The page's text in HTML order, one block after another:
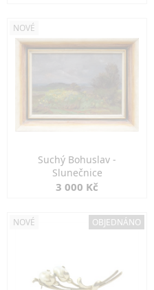
NOVÉ
Suchý Bohuslav -
Slunečnice
3 000 Kč
NOVÉ OBJEDNÁNO